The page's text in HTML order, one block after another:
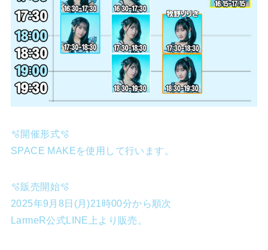
🫧開催形式🫧
SPACE MAKEを使用して行います。
🫧販売開始🫧
2025年9月8日(月)21時00分から順次
LarmeR公式LINE上より販売。